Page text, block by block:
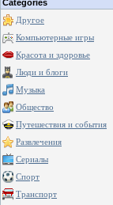
Categories
Другое
Компьютерные игры
Красота и здоровье
Люди и блоги
Музыка
Общество
Путешествия и события
Развлечения
Сериалы
Спорт
Транспорт